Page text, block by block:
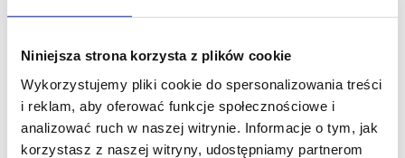
Niniejsza strona korzysta z plików cookie
Wykorzystujemy pliki cookie do spersonalizowania treści
i reklam, aby oferować funkcje społecznościowe i
analizować ruch w naszej witrynie. Informacje o tym, jak
korzystasz z naszej witryny, udostępniamy partnerom
Sukcesy klubowiczek!
Trening wytrzymałościowo-siłowy
Witamy 36 MINUT Strzałkowo